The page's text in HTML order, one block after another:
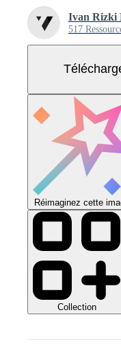
Ivan Rizki
517
Réimaginez cette
Collection